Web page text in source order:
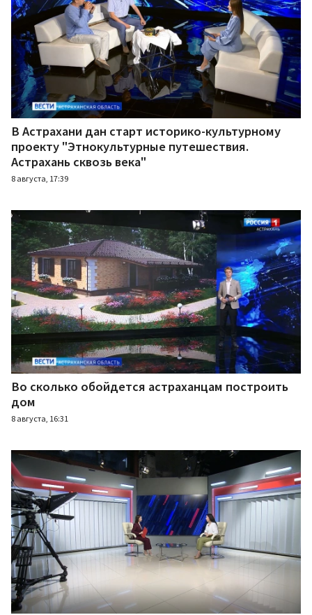
В Астрахани дан старт историко-культурному
проекту "Этнокультурные путешествия.
Астрахань сквозь века"
8 августа, 17:39
Во сколько обойдется астраханцам построить
дом
8 августа, 16:31